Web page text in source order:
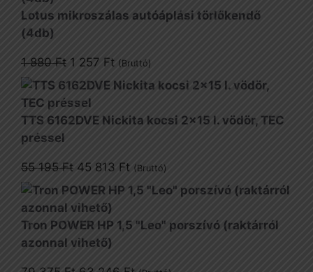
Lotus mikroszálas autóáplási törlőkendő
(4db)
1 880Ft Original
price
was:
1
1 257 FtCurrent
price
(Bruttó)
TTS 6162DVE Nickita kocsi 2x15 l. vödör, TEC
préssel
55 195Ft Original
price
was:
55
195 Ft.
45 813 FtCurrent
price
is:
45
(Bruttó)
Tron POWER HP 1,5 "Leo" porszívó (raktárról
azonnal vihető)